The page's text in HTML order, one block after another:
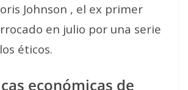
Johnson , el ex primer
en julio por una serie
éticos.
económicas de